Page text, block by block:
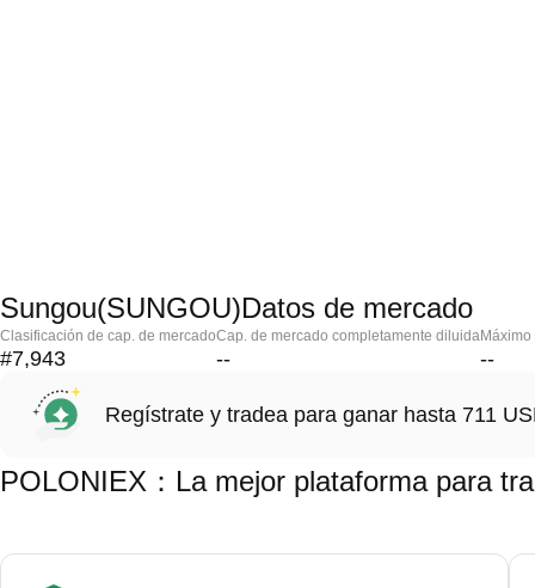
Sungou(SUNGOU)Datos de mercado
Clasificación de cap. de mercado
#7,943
Cap. de mercado completamente diluida
-- --
Regístrate y tradea para ganar hasta 711
POLONIEX：La mejor plataforma para